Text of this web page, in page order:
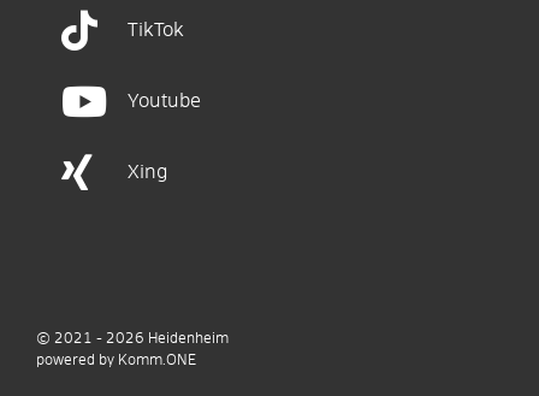
TikTok
Youtube
Xing
© 2021 - 2026 Heidenheim
powered by Komm.ONE